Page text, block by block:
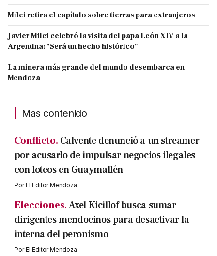
Milei retira el capítulo sobre tierras para extranjeros
Javier Milei celebró la visita del papa León XIV a la
Argentina: "Será un hecho histórico"
La minera más grande del mundo desembarca en
Mendoza
Mas contenido
Conflicto. Calvente denunció a un streamer
por acusarlo de impulsar negocios ilegales
con loteos en Guaymallén
PorEl Editor Mendoza
Elecciones.Axel Kicillof busca sumar
dirigentes mendocinos para desactivar la
interna del peronismo
PorEl Editor Mendoza